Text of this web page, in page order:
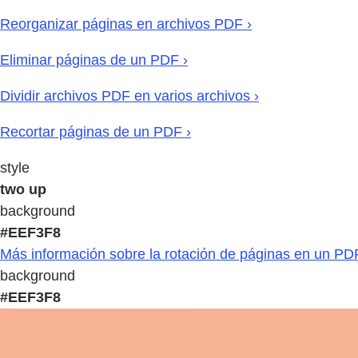
Reorganizar páginas en archivos PDF ›
Eliminar páginas de un PDF ›
Dividir archivos PDF en varios archivos ›
Recortar páginas de un PDF ›
style
two up
background
#EEF3F8
Más información sobre la rotación de páginas en un
background
#EEF3F8